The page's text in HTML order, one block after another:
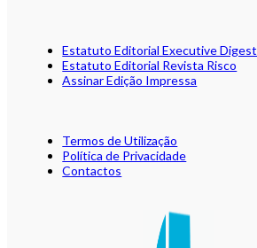
Estatuto Editorial Executive Digest
Estatuto Editorial Revista Risco
Assinar Edição Impressa
Termos de Utilização
Política de Privacidade
Contactos